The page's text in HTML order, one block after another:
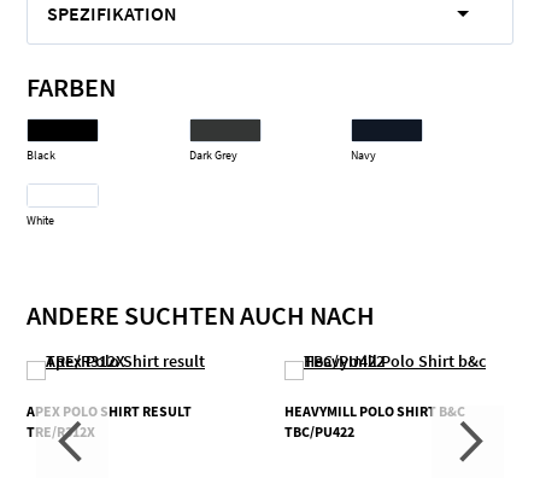
SPEZIFIKATION
FARBEN
Black Dark Grey Navy
White
ANDERE SUCHTEN AUCH NACH
APEX POLO SHIRT RESULT
TRE/R312X
HEAVYMILL POLO SHIRT B&C
TBC/PU422